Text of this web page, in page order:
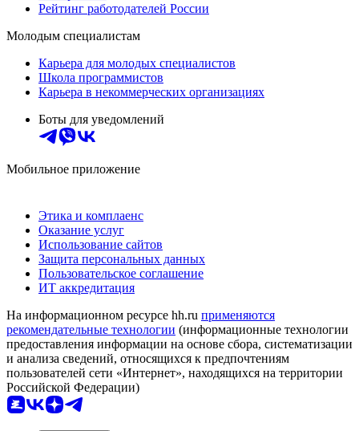
Рейтинг работодателей России
Молодым специалистам
Карьера для молодых специалистов
Школа программистов
Карьера в некоммерческих организациях
Боты для уведомлений
Мобильное приложение
Этика и комплаенс
Оказание услуг
Использование сайтов
Защита персональных данных
Пользовательское соглашение
ИТ аккредитация
На информационном ресурсе hh.ru применяются
рекомендательные технологии (информационные технологии
предоставления информации на основе сбора, систематизации
и анализа сведений, относящихся к предпочтениям
пользователей сети «Интернет», находящихся на территории
Российской Федерации)